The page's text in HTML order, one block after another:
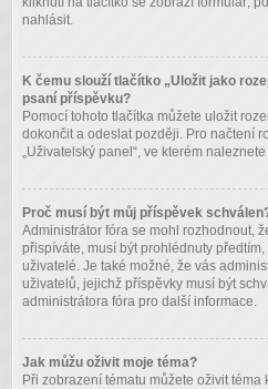
nahlásit.
K čemu slouží tlačítko „Uložit jako
psaní příspěvku?
Pomocí tohoto tlačítka můžete uložit
dokončit a odeslat později. Pro načtení
„Uživatelský panel“, ve kterém
Proč musí být můj příspěvek
Administrátor fóra se mohl rozhodnout,
přispíváte, musí být prohlédnuty
uživatelé. Je také možné, že vás
uživatelů, jejichž příspěvky musí být
administrátora fóra pro další informace.
Jak můžu oživit moje téma?
Při zobrazení tématu můžete oživit téma